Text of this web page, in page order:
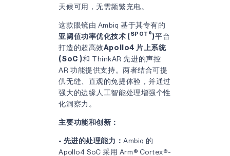
天候可用，无需频繁充电。
这款眼镜由 Ambiq 基于其专有的
亚阈值功率优化技术 (SPOT®)平台
打造的超高效Apollo4 片上系统
(SoC )和 ThinkAR 先进的声控
AR 功能提供支持。两者结合可提
供无缝、直观的免提体验，并通过
强大的边缘人工智能处理增强个性
化洞察力。
主要功能和创新：
- 先进的处理能力：Ambiq 的
Apollo4 SoC 采用 Arm® Cortex®-